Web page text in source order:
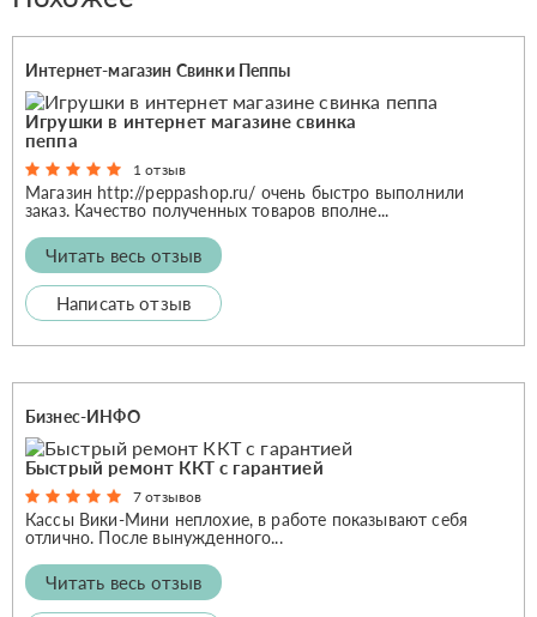
Интернет-магазин Свинки Пеппы
Игрушки в интернет магазине свинка
пеппа
1 отзыв
Магазин http://peppashop.ru/ очень быстро выполнили
заказ. Качество полученных товаров вполне...
Читать весь отзыв
Написать отзыв
Бизнес-ИНФО
Быстрый ремонт ККТ с гарантией
7 отзывов
Кассы Вики-Мини неплохие, в работе показывают себя
отлично. После вынужденного...
Читать весь отзыв